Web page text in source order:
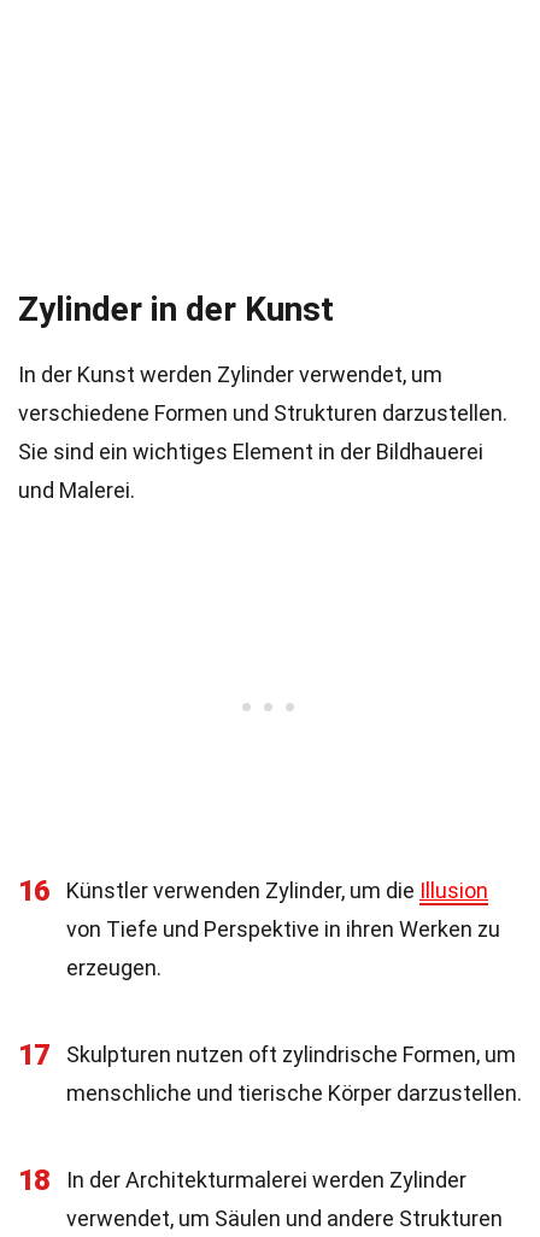
Zylinder in der Kunst
In der Kunst werden Zylinder verwendet, um
verschiedene Formen und Strukturen darzustellen.
Sie sind ein wichtiges Element in der Bildhauerei
und Malerei.
16 Künstler verwenden Zylinder, um die Illusion
von Tiefe und Perspektive in ihren Werken zu
erzeugen.
17
Skulpturen nutzen oft zylindrische Formen, um
menschliche und tierische Körper darzustellen.
18
In der Architekturmalerei werden Zylinder
verwendet, um Säulen und andere Strukturen